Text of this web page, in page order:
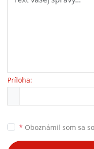
Príloha:
* Oboznámil som sa so